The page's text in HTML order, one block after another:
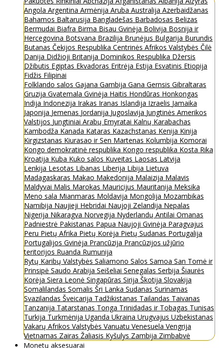
Angola Argentina Armėnija Aruba Australija Azerbaidžanas
Bahamos Baltarusija Bangladešas Barbadosas Belizas
Bermudai Biafra Birma Bisau Gvinėja Bolivija Bosnija ir
Hercegovina Botsvana Brazilija Brunėjus Bulgarija Burundis
Butanas Čekijos Respublika Centrinės Afrikos Valstybės Čilė
Danija Didžioji Britanija Dominikos Respublika Džersis
Džibutis Egiptas Ekvadoras Eritrėja Estija Esvatinis Etiopija
Fidžis Filipinai
Folklando salos Gajana Gambija Gana Gernsis Gibraltaras
Gruzija Gvatemala Gvinėja Haitis Hondūras Honkongas
Indija Indonezija Irakas Iranas Islandija Izraelis Jamaika
Japonija Jemenas Jordanija Jugoslavija Jungtinės Amerikos
Valstijos Jungtiniai Arabų Emyratai Kalnų Karabachas
Kambodža Kanada Kataras Kazachstanas Kenija Kinija
Kirgizstanas Kiurasao ir Sen Martenas Kolumbija Komorai
Kongo demokratinė respublika Kongo respublika Kosta Rika
Kroatija Kuba Kuko salos Kuveitas Laosas Latvija
Lenkija Lesotas Libanas Liberija Libija Lietuva
Madagaskaras Makao Makedonija Malaizija Malavis
Maldyvai Malis Marokas Mauricijus Mauritanija Meksika
Meno sala Mianmaras Moldavija Mongolija Mozambikas
Namibija Naujieji Hebridai Naujoji Zelandija Nepalas
Nigerija Nikaragva Norvegija Nyderlandų Antilai Omanas
Padniestrė Pakistanas Papua Naujoji Gvinėja Paragvajus
Peru Pietų Afrika Pietų Korėja Pietų Sudanas Portugalija
Portugalijos Gvinėja Prancūzija Prancūzijos užjūrio
teritorijos Ruanda Rumunija
Rytų Karibų Valstybės Saliamono Salos Samoa San Tomė ir
Prinsipė Saudo Arabija Seišeliai Senegalas Serbija Šiaurės
Korėja Siera Leonė Singapūras Sirija Škotija Slovakija
Somalilandas Somalis Šri Lanka Sudanas Surinamas
Svazilandas Šveicarija Tadžikistanas Tailandas Taivanas
Tanzanija Tatarstanas Tonga Trinidadas ir Tobagas Tunisas
Turkija Turkmėnija Uganda Ukraina Urugvajus Uzbekistanas
Vakarų Afrikos Valstybės Vanuatu Venesuela Vengrija
Vietnamas Zairas Žaliasis Kyšulys Zambija Zimbabvė
Monetų aksesuarai